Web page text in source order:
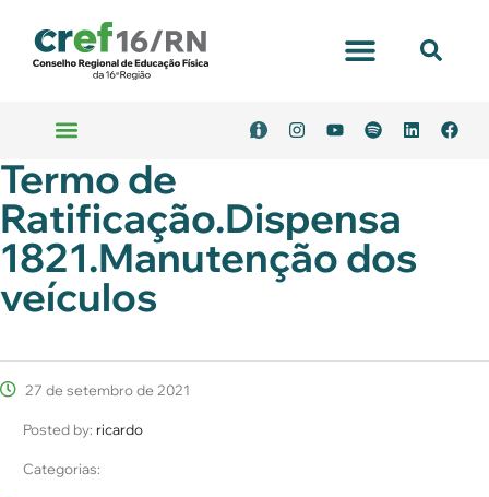
Termo de
Ratificação.Dispensa
1821.Manutenção dos
veículos
27 de setembro de 2021
Posted by: ricardo
Categorias: